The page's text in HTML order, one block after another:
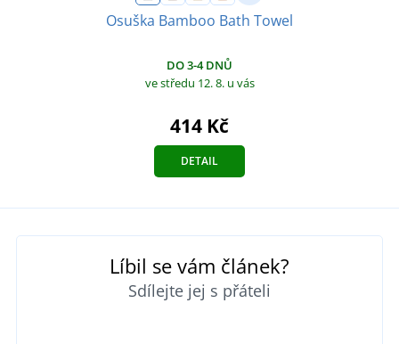
Osuška Bamboo Bath Towel
DO 3-4 DNŮ
ve středu 12. 8. u vás
414 Kč
DETAIL
Líbil se vám článek?
Sdílejte jej s přáteli